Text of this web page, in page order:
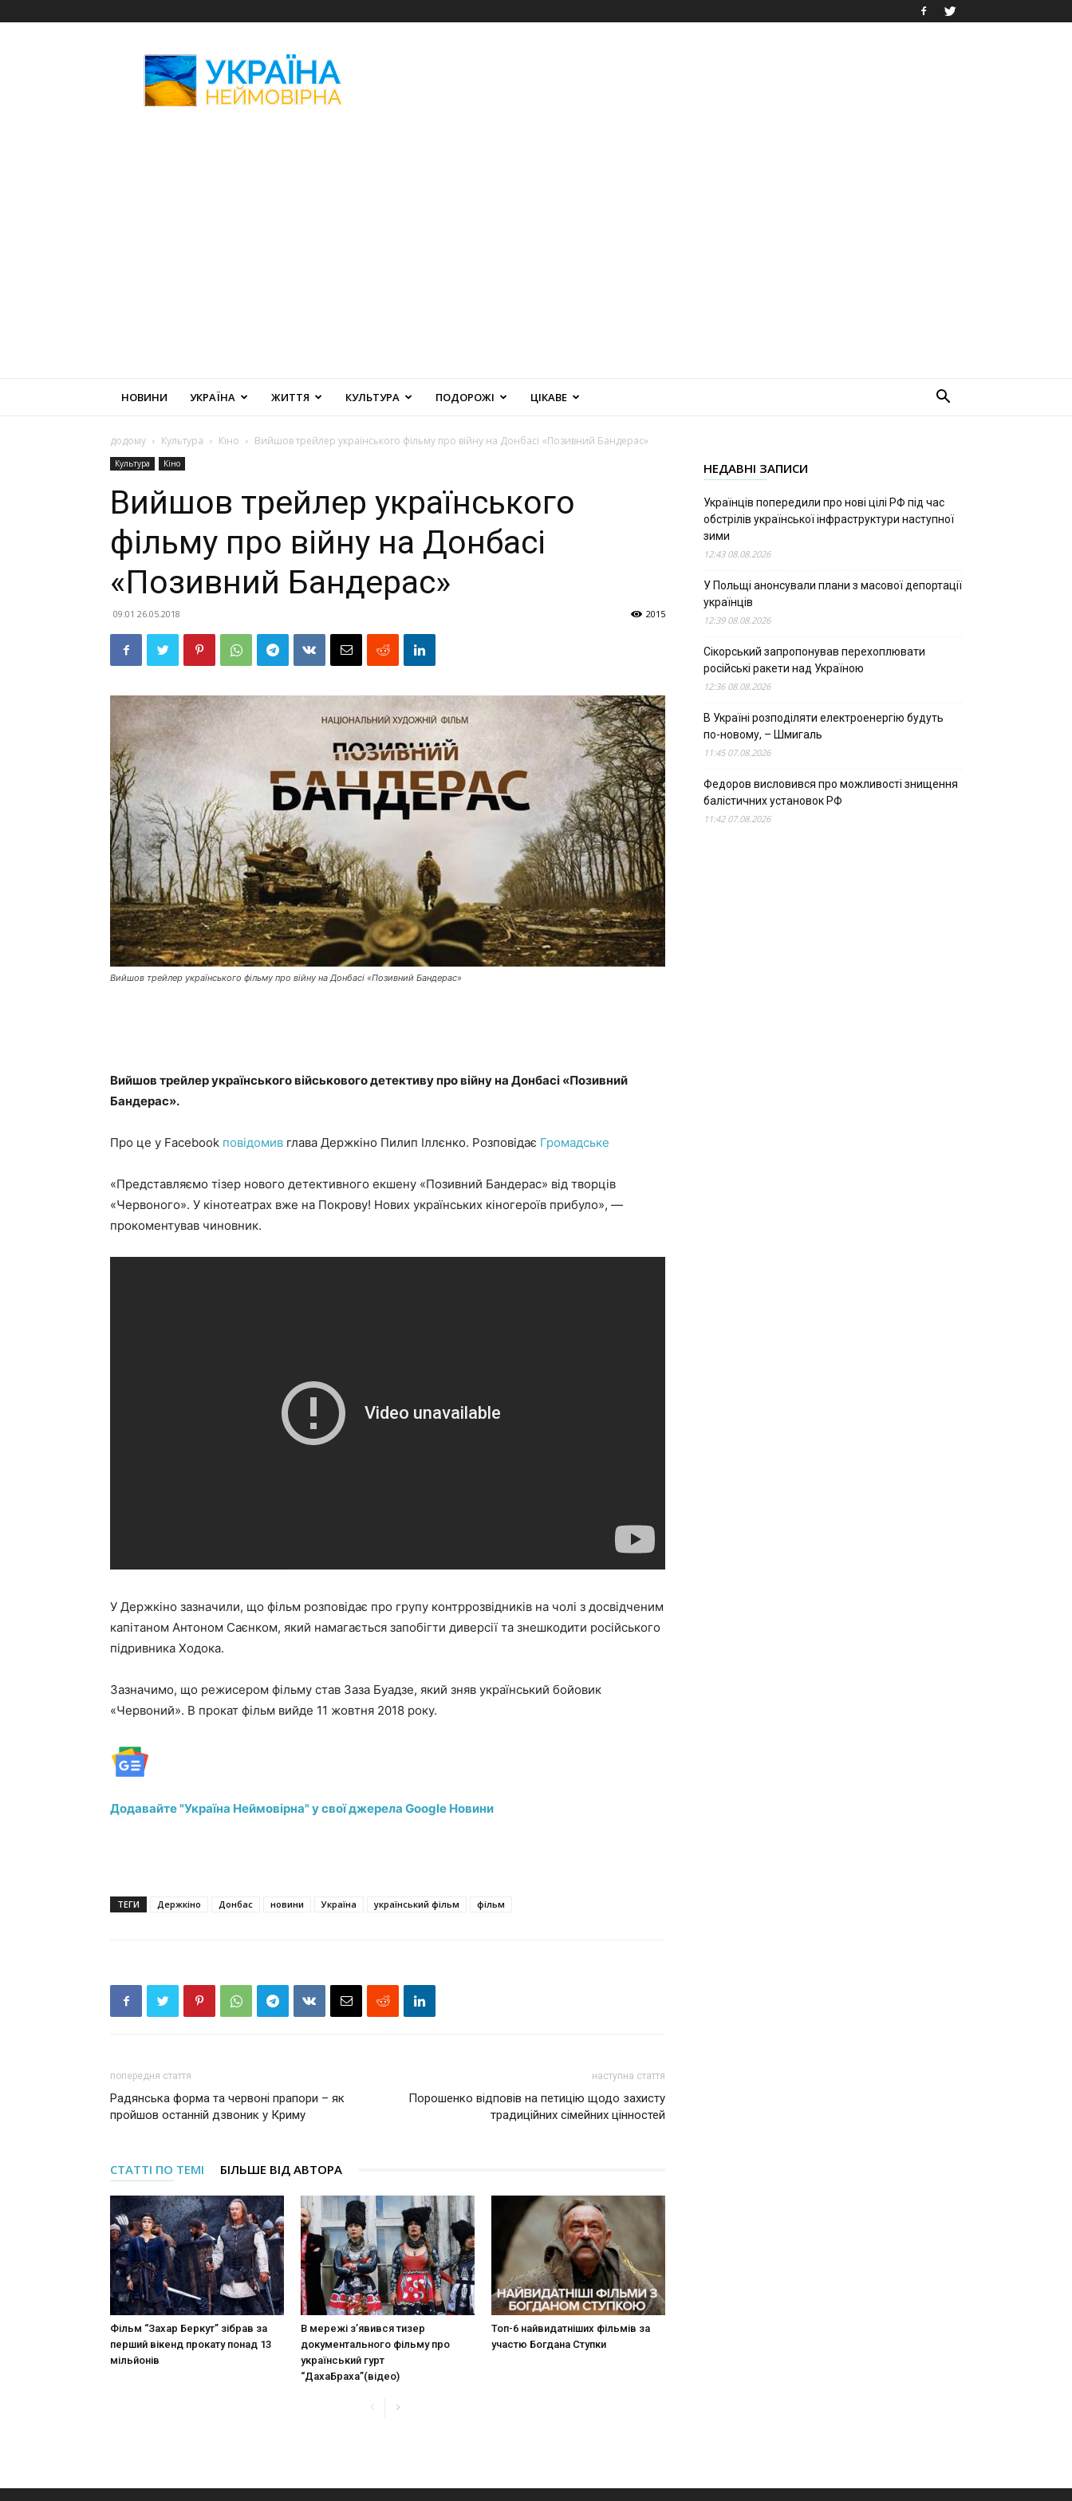
Неймовірна
НОВИНИ УКРАЇНА ЖИТТЯ КУЛЬТУРА ПОДОРОЖІ ЦІКАВЕ
додому Культура Кіно Вийшов трейлер українського фільму про війну на Донбасі «Позивний Бандерас»
Культура Кіно
Вийшов трейлер українського
фільму про війну на Донбасі
«Позивний Бандерас»
09:01 26.05.2018 2015
Вийшов трейлер українського фільму про війну на Донбасі «Позивний Бандерас»
Вийшов трейлер українського військового детективу про війну на Донбасі «Позивний
Бандерас».
Про це у Facebook повідомив глава Держкіно Пилип Іллєнко. Розповідає Громадське
«Представляємо тізер нового детективного екшену «Позивний Бандерас» від творців
«Червоного». У кінотеатрах вже на Покрову! Нових українських кіногероїв прибуло», —
прокоментував чиновник.
У Держкіно зазначили, що фільм розповідає про групу контррозвідників на чолі з досвідченим
капітаном Антоном Саєнком, який намагається запобігти диверсії та знешкодити російського
підривника Ходока.
Зазначимо, що режисером фільму став Заза Буадзе, який зняв український бойовик
«Червоний». В прокат фільм вийде 11 жовтня 2018 року.
Додавайте "Україна Неймовірна" у свої джерела Google Новини
ТЕГИ Держкіно Донбас новини Україна український фільм фільм
попередня стаття
Радянська форма та червоні прапори – як
пройшов останній дзвоник у Криму
наступна стаття
Порошенко відповів на петицію щодо захисту
традиційних сімейних цінностей
СТАТТІ ПО ТЕМІ БІЛЬШЕ ВІД АВТОРА
Фільм “Захар Беркут” зібрав за
перший вікенд прокату понад 13
мільйонів
В мережі з’явився тизер
документального фільму про
український гурт
“ДахаБраха”(відео)
Топ-6 найвидатніших фільмів за
участю Богдана Ступки
НЕДАВНІ ЗАПИСИ
Українців попередили про нові цілі РФ під час
обстрілів української інфраструктури наступної
зими
12:43 08.08.2026
У Польщі анонсували плани з масової депортації
українців
12:39 08.08.2026
Сікорський запропонував перехоплювати
російські ракети над Україною
12:36 08.08.2026
В Україні розподіляти електроенергію будуть
по-новому, – Шмигаль
11:45 07.08.2026
Федоров висловився про можливості знищення
балістичних установок РФ
11:42 07.08.2026